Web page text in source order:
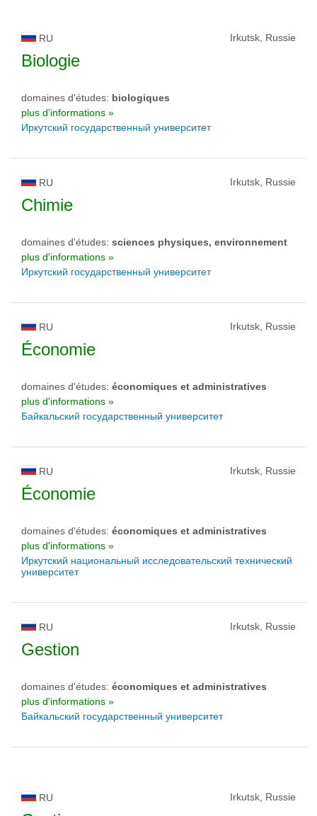
RU Irkutsk, Russie
Biologie
domaines d'études: biologiques
plus d'informations »
Иркутский государственный университет
RU Irkutsk, Russie
Chimie
domaines d'études: sciences physiques, environnement
plus d'informations »
Иркутский государственный университет
RU Irkutsk, Russie
Économie
domaines d'études: économiques et administratives
plus d'informations »
Байкальский государственный университет
RU Irkutsk, Russie
Économie
domaines d'études: économiques et administratives
plus d'informations »
Иркутский национальный исследовательский технический
университет
RU Irkutsk, Russie
Gestion
domaines d'études: économiques et administratives
plus d'informations »
Байкальский государственный университет
RU Irkutsk, Russie